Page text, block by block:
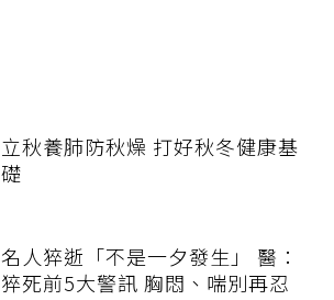
立秋養肺防秋燥 打好秋冬健康基
礎
名人猝逝「不是一夕發生」 醫：
猝死前5大警訊 胸悶、喘別再忍